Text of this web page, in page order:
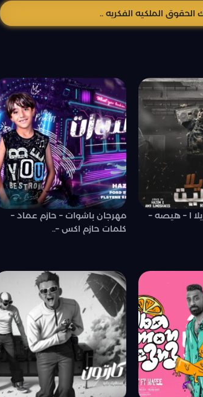
الملكيه الفكريه ..
ا – هيصه –
مهرجان باشوات – حازم عماد –
كلمات حازم اكس –..